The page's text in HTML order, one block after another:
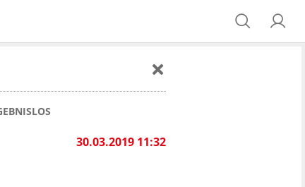
30.03.2019 11:32